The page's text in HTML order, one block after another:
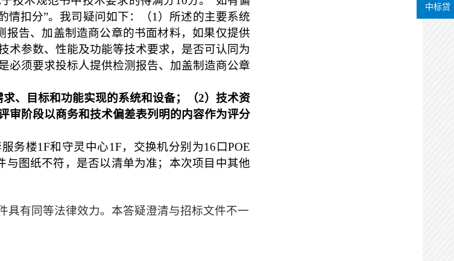
中标贷
情扣分”。我司疑问如下：（1 ）所述的主要系统
报告、加盖制造商公章的书面材料，如果仅提供
术参数、性能及功能等技术要求，是否可认同为
必须要求投标人提供检测报告、加盖制造商公章
、目标和功能实现的系统和设备；（2）技术资
审阶段以商务和技术偏差表列明的内容作为评分
务楼1F和守灵中心1F，交换机分别为16口POE
与图纸不符，是否以清单为准；本次项目中其他
具有同等法律效力。本答疑澄清与招标文件不一